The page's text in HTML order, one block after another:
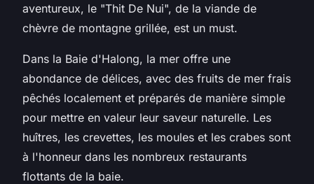
aventureux, le "Thit De Nui", de la viande de
chèvre de montagne grillée, est un must.
Dans la Baie d'Halong, la mer offre une
abondance de délices, avec des fruits de mer frais
pêchés localement et préparés de manière simple
pour mettre en valeur leur saveur naturelle. Les
huîtres, les crevettes, les moules et les crabes sont
à l'honneur dans les nombreux restaurants
flottants de la baie.